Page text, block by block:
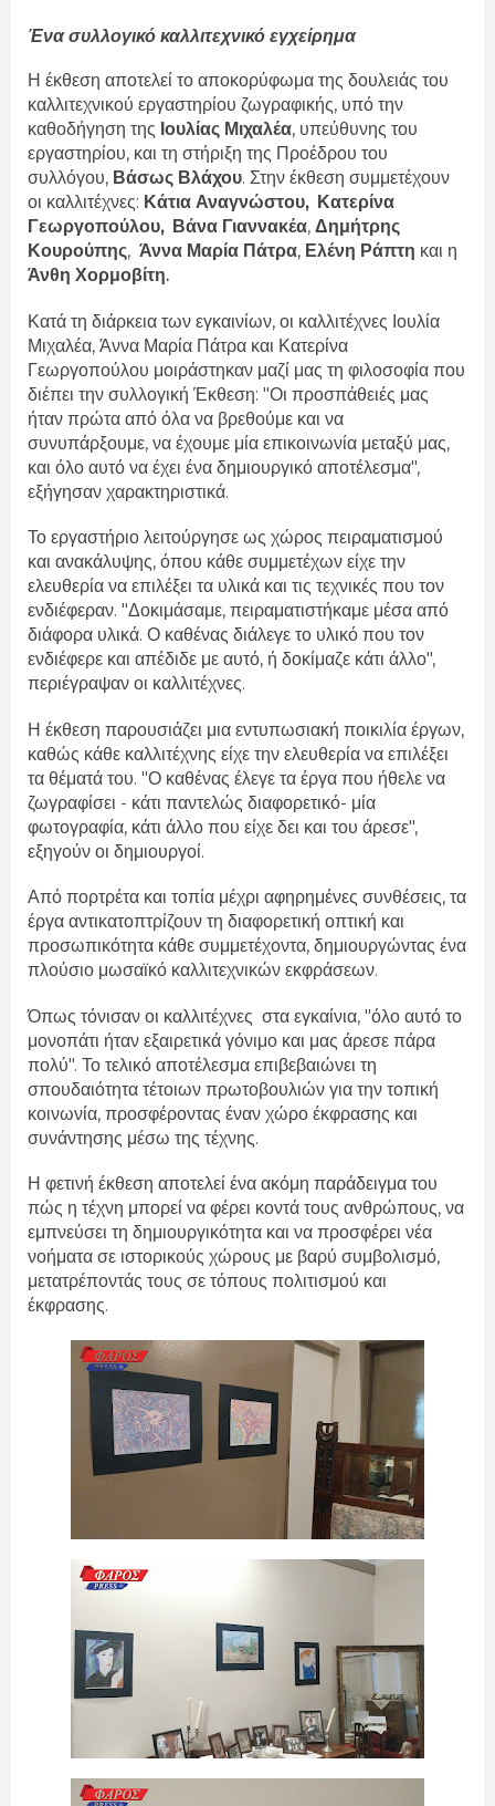
Ένα συλλογικό καλλιτεχνικό εγχείρημα
Η έκθεση αποτελεί το αποκορύφωμα της δουλειάς του
καλλιτεχνικού εργαστηρίου ζωγραφικής, υπό την
καθοδήγηση της Ιουλίας Μιχαλέα, υπεύθυνης του
εργαστηρίου, και τη στήριξη της Προέδρου του
συλλόγου, Βάσως Βλάχου. Στην έκθεση συμμετέχουν
οι καλλιτέχνες: Κάτια Αναγνώστου, Κατερίνα
Γεωργοπούλου, Βάνα Γιαννακέα, Δημήτρης
Κουρούπης, Άννα Μαρία Πάτρα, Ελένη Ράπτη και η
Άνθη Χορμοβίτη.
Κατά τη διάρκεια των εγκαινίων, οι καλλιτέχνες Ιουλία
Μιχαλέα, Άννα Μαρία Πάτρα και Κατερίνα
Γεωργοπούλου μοιράστηκαν μαζί μας τη φιλοσοφία που
διέπει την συλλογική Έκθεση: "Οι προσπάθειές μας
ήταν πρώτα από όλα να βρεθούμε και να
συνυπάρξουμε, να έχουμε μία επικοινωνία μεταξύ μας,
και όλο αυτό να έχει ένα δημιουργικό αποτέλεσμα",
εξήγησαν χαρακτηριστικά.
Το εργαστήριο λειτούργησε ως χώρος πειραματισμού
και ανακάλυψης, όπου κάθε συμμετέχων είχε την
ελευθερία να επιλέξει τα υλικά και τις τεχνικές που τον
ενδιέφεραν. "Δοκιμάσαμε, πειραματιστήκαμε μέσα από
διάφορα υλικά. Ο καθένας διάλεγε το υλικό που τον
ενδιέφερε και απέδιδε με αυτό, ή δοκίμαζε κάτι άλλο",
περιέγραψαν οι καλλιτέχνες.
Η έκθεση παρουσιάζει μια εντυπωσιακή ποικιλία έργων,
καθώς κάθε καλλιτέχνης είχε την ελευθερία να επιλέξει
τα θέματά του. "Ο καθένας έλεγε τα έργα που ήθελε να
ζωγραφίσει - κάτι παντελώς διαφορετικό- μία
φωτογραφία, κάτι άλλο που είχε δει και του άρεσε",
εξηγούν οι δημιουργοί.
Από πορτρέτα και τοπία μέχρι αφηρημένες συνθέσεις, τα
έργα αντικατοπτρίζουν τη διαφορετική οπτική και
προσωπικότητα κάθε συμμετέχοντα, δημιουργώντας ένα
πλούσιο μωσαϊκό καλλιτεχνικών εκφράσεων.
Όπως τόνισαν οι καλλιτέχνες στα εγκαίνια, "όλο αυτό το
μονοπάτι ήταν εξαιρετικά γόνιμο και μας άρεσε πάρα
πολύ". Το τελικό αποτέλεσμα επιβεβαιώνει τη
σπουδαιότητα τέτοιων πρωτοβουλιών για την τοπική
κοινωνία, προσφέροντας έναν χώρο έκφρασης και
συνάντησης μέσω της τέχνης.
Η φετινή έκθεση αποτελεί ένα ακόμη παράδειγμα του
πώς η τέχνη μπορεί να φέρει κοντά τους ανθρώπους, να
εμπνεύσει τη δημιουργικότητα και να προσφέρει νέα
νοήματα σε ιστορικούς χώρους με βαρύ συμβολισμό,
μετατρέποντάς τους σε τόπους πολιτισμού και
έκφρασης.